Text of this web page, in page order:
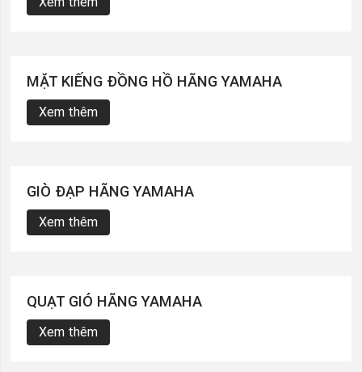
MẶT KIẾNG ĐỒNG HỒ HÃNG YAMAHA
Xem thêm
GIÒ ĐẠP HÃNG YAMAHA
Xem thêm
QUẠT GIÓ HÃNG YAMAHA
Xem thêm